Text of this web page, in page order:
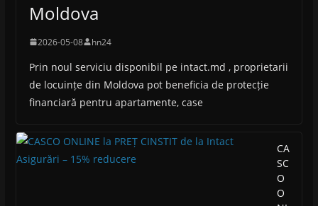
Moldova
2026-05-08 hn24
Prin noul serviciu disponibil pe intact.md , proprietarii
de locuințe din Moldova pot beneficia de protecție
financiară pentru apartamente, case
CA
SC
O
O